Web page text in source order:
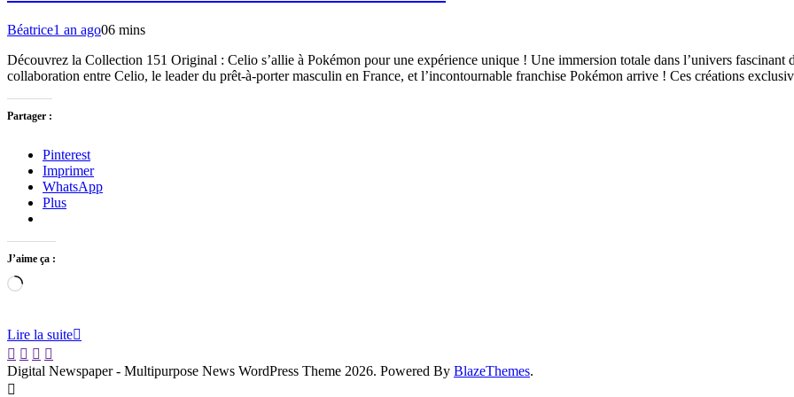
Béatrice1 an ago06 mins
Découvrez la Collection 151 Original : Celio s’allie à Pokémon pour une expérience unique ! Une immersion totale dans l’univers
collaboration entre Celio, le leader du prêt-à-porter masculin en France, et l’incontournable franchise Pokémon arrive ! Ces créations
Partager :
Pinterest
Imprimer
WhatsApp
Plus
J’aime ça :
Chargement…
Lire la suite
Digital Newspaper - Multipurpose News WordPress Theme 2026. Powered By BlazeThemes.